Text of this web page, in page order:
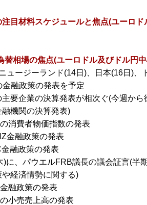
注目材料スケジュールと焦点(ユーロド
替相場の焦点(ユーロドル及びドル円
ュージーランド(14日)、日本(16日)、
金融政策の発表を予定
要企業の決算発表が相次ぐ(今週から
機関の決算発表)
消費者物価指数の発表
金融政策の発表
融政策の発表
)に、パウエルFRB議長の議会証言(半
経済情勢に関する)
融政策の発表
小売売上高の発表